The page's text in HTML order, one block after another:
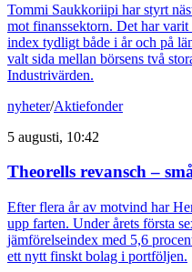
Tommi Saukkoriipi har styrt
mot finanssektorn. Det har
index tydligt både i år och på
valt sida mellan börsens två
Industrivärden.
nyheter/Aktiefonder
5 augusti, 10:42
Theorells revansch –
Efter flera år av motvind har
upp farten. Under årets första
jämförelseindex med 5,6
ett nytt finskt bolag i portföljen.